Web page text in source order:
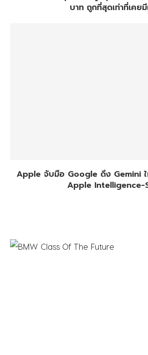
บาท ถูกที่สุดเท่าที่เคย
Apple จับมือ Google ดึง Gemini ใ
Apple Intelligence-